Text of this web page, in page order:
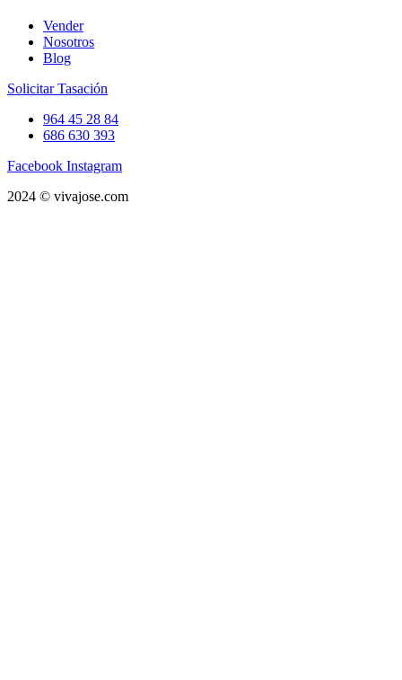
Vender
Nosotros
Blog
Solicitar Tasación
964 45 28 84
686 630 393
Facebook Instagram
2024 © vivajose.com